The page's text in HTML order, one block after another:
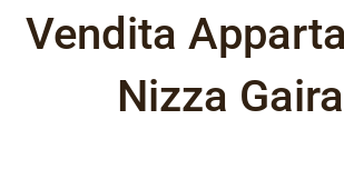
Vendita
Nizza